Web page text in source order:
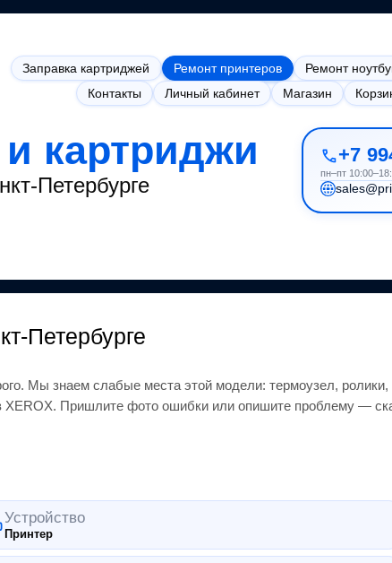
Заправка картриджей Ремонт принтеров Ремонт
Контакты
Личный кабинет Магазин
картриджи
Петербурге
+7
пн–пт
Петербурге
Мы знаем слабые места этой модели: термоузел, ролики,
XEROX. Пришлите фото ошибки или опишите проблему —
Устройство
Принтер